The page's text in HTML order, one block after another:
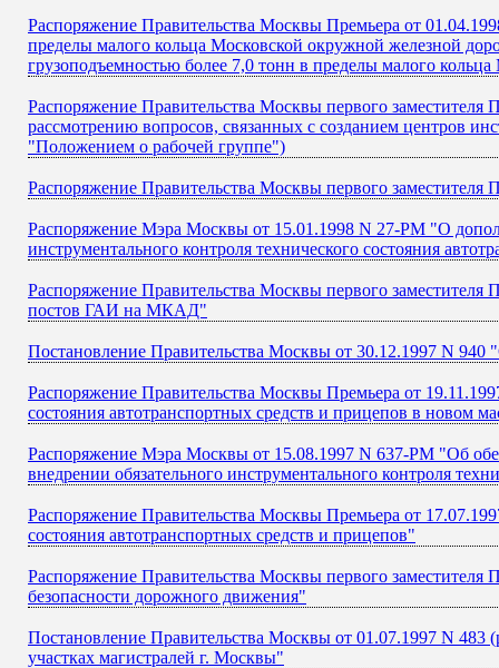
Распоряжение Правительства Москвы Премьера от
пределы малого кольца Московской окружной железной
грузоподъемностью более 7,0 тонн в пределы малого
Распоряжение Правительства Москвы первого
рассмотрению вопросов, связанных с созданием центров
"Положением о рабочей группе")
Распоряжение Правительства Москвы первого
Распоряжение Мэра Москвы от 15.01.1998 N 27-РМ "О
инструментального контроля технического состояния
Распоряжение Правительства Москвы первого
постов ГАИ на МКАД"
Постановление Правительства Москвы от 30.12.1997 N
Распоряжение Правительства Москвы Премьера от
состояния автотранспортных средств и прицепов в новом
Распоряжение Мэра Москвы от 15.08.1997 N 637-РМ "Об
внедрении обязательного инструментального контроля
Распоряжение Правительства Москвы Премьера от
состояния автотранспортных средств и прицепов"
Распоряжение Правительства Москвы первого
безопасности дорожного движения"
Постановление Правительства Москвы от 01.07.1997 N 483
участках магистралей г. Москвы"